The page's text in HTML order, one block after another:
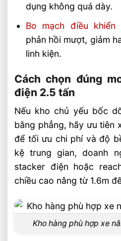
dụng không quá dày.
Bo mạch điều khiển
phản hồi mượt, giảm
linh kiện.
Cách chọn đúng
điện 2.5 tấn
Nếu kho chủ yếu bốc
bằng phẳng, hãy ưu tiên
để tối ưu chi phí và độ
kệ trung gian, doanh
stacker điện hoặc
chiều cao nâng từ 1.6m
Kho hàng phù hợp xe